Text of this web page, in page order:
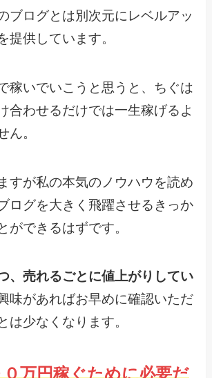
ブログとは別次元にレベルアッ
提供しています。
稼いでいこうと思うと、ちぐは
合わせるだけでは一生稼げるよ
ん。
すが私の本気のノウハウを読め
ログを大きく飛躍させるきっか
ができるはずです。
、売れるごとに値上がりしてい
味があればお早めに確認いただ
は少なくなります。
万円稼ぐために必要だ